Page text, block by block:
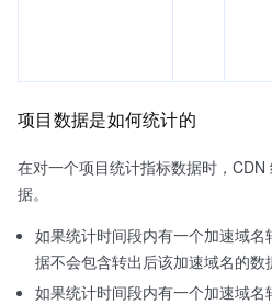
项目数据是如何统计的
在对一个项目统计指标数据时，
据。
如果统计时间段内有一个加速域
据不会包含转出后该加速域名的数
如果统计时间段内有一个加速域